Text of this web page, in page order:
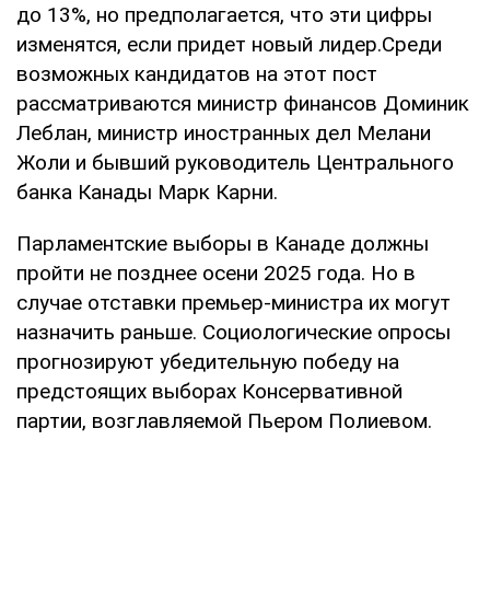
до 13%, но предполагается, что эти цифры
изменятся, если придет новый лидер.Среди
возможных кандидатов на этот пост
рассматриваются министр финансов Доминик
Леблан, министр иностранных дел Мелани
Жоли и бывший руководитель Центрального
банка Канады Марк Карни.
Парламентские выборы в Канаде должны
пройти не позднее осени 2025 года. Но в
случае отставки премьер-министра их могут
назначить раньше. Социологические опросы
прогнозируют убедительную победу на
предстоящих выборах Консервативной
партии, возглавляемой Пьером Полиевом.